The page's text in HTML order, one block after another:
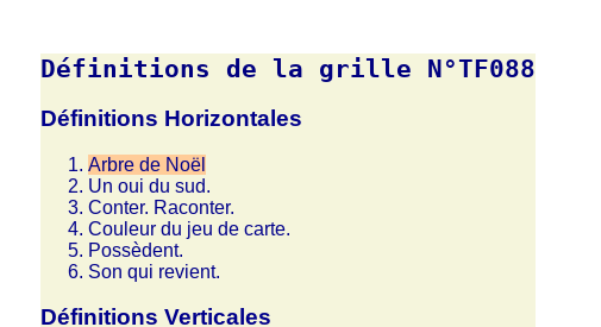
Définitions de la grille N°TF088
Définitions Horizontales
Arbre de Noël
Un oui du sud.
Conter. Raconter.
Couleur du jeu de carte.
Possèdent.
Son qui revient.
Définitions Verticales